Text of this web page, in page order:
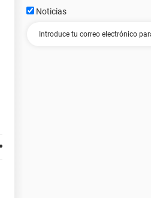
Noticias